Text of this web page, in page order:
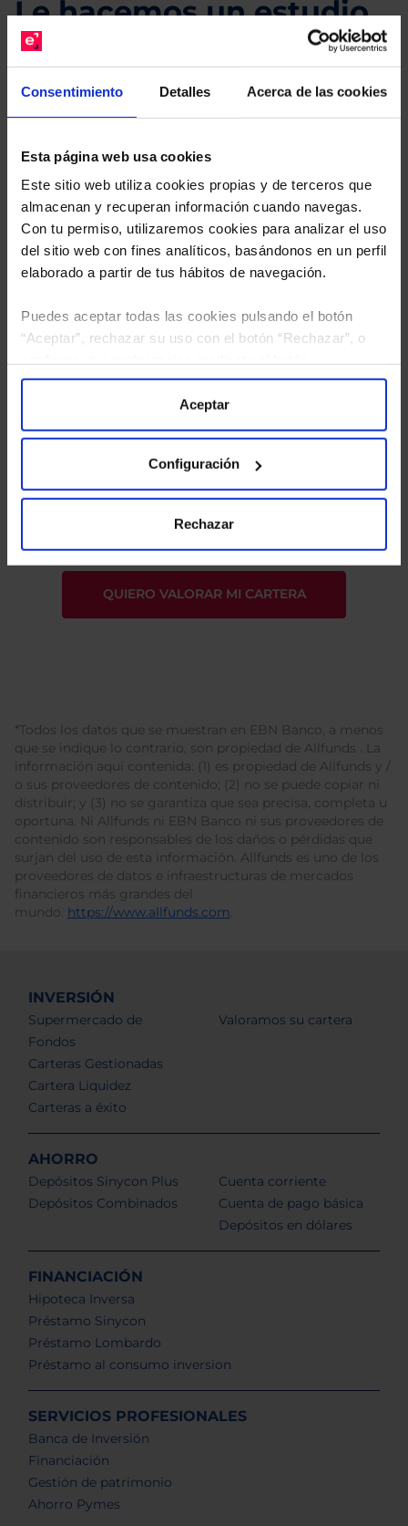
Consentimiento Detalles Acerca de las cookies
Esta página web usa cookies
Este sitio web utiliza cookies propias y de terceros que
almacenan y recuperan información cuando navegas.
Con tu permiso, utilizaremos cookies para analizar el uso
del sitio web con fines analíticos, basándonos en un perfil
elaborado a partir de tus hábitos de navegación.
Puedes aceptar todas las cookies pulsando el botón
“Aceptar”, rechazar su uso con el botón “Rechazar”, o
“Configuración”. Consulta nuestraPolítica
para más información.
Aceptar
Configuración
Rechazar
Le hacemos un estudio
gratuito de su cartera.
Descárguese el archivoe indíquenos los ISINs de
Limpias con las que podrá ahorrar en sus costes.
la política de privacidad
y consiento el
tratamiento de mis datos personales.
*Todos los datos que se muestran en EBN Banco, a menos
que se indique lo contrario, son propiedad de Allfunds . La
información aquí contenida: (1) es propiedad de Allfunds y /
o sus proveedores de contenido; (2) no se puede copiar ni
distribuir; y (3) no se garantiza que sea precisa, completa u
oportuna. Ni Allfunds ni EBN Banco ni sus proveedores de
contenido son responsables de los daños o pérdidas que
surjan del uso de esta información. Allfunds es uno de los
proveedores de datos e infraestructuras de mercados
financieros más grandes del
mundo. https://www.allfunds.com.
INVERSIÓN
Supermercado de
Fondos
Carteras Gestionadas
Cartera Liquidez
Carteras a éxito
Valoramos su cartera
AHORRO
Depósitos Sinycon Plus
Depósitos Combinados
Cuenta corriente
Cuenta de pago básica
Depósitos en dólares
FINANCIACIÓN
Hipoteca Inversa
Préstamo Sinycon
Préstamo Lombardo
Préstamo al consumo inversion
SERVICIOS PROFESIONALES
Banca de Inversión
Financiación
Gestión de patrimonio
Ahorro Pymes